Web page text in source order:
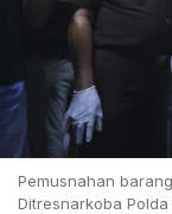
Pemusnahan
Ditresnarkoba